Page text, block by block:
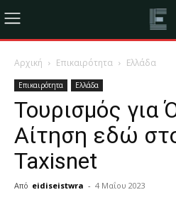
Αρχική Επικαιρότητα Ελλάδα
Επικαιρότητα Ελλάδα
Τουρισμός για
Αίτηση εδώ
Taxisnet
Από eidiseistwra - 4 Μαΐου 2023